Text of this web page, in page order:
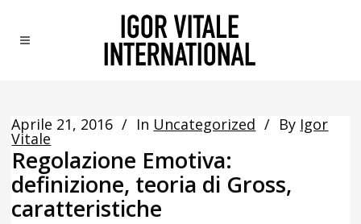
Aprile 21, 2016 In Uncategorized By Igor
Vitale
Regolazione Emotiva:
definizione, teoria di Gross,
caratteristiche